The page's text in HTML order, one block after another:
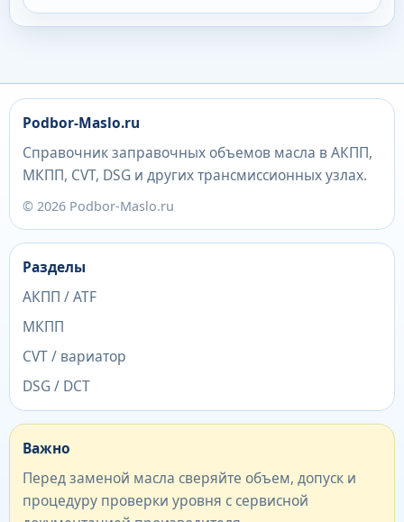
Podbor-Maslo.ru
Справочник заправочных объемов масла в АКПП,
МКПП, CVT, DSG и других трансмиссионных узлах.
© 2026 Podbor-Maslo.ru
Разделы
АКПП / ATF
МКПП
CVT / вариатор
DSG / DCT
Важно
Перед заменой масла сверяйте объем, допуск и
процедуру проверки уровня с сервисной